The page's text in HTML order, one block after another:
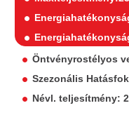
Öntvényrostélyos
Szezonális
Névl. teljesítmény: